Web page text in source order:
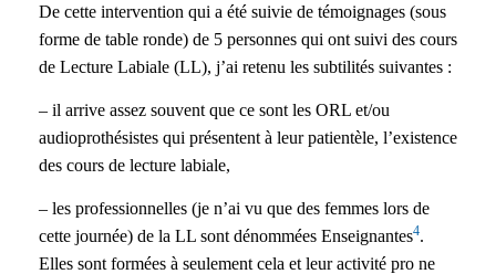
De cette intervention qui a été suivie de témoignages (sous
forme de table ronde) de 5 personnes qui ont suivi des cours
de Lecture Labiale (LL), j’ai retenu les subtilités suivantes :
– il arrive assez souvent que ce sont les ORL et/ou
audioprothésistes qui présentent à leur patientèle, l’existence
des cours de lecture labiale,
– les professionnelles (je n’ai vu que des femmes lors de
cette journée) de la LL sont dénommées Enseignantes4.
Elles sont formées à seulement cela et leur activité pro ne